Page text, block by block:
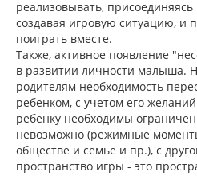
е
реализовывать,
создавая игровую ситуацию, и
поиграть вместе.
Также, активное появление
в развитии личности малыша.
родителям необходимость
ребенком, с учетом его
ребенку необходимы
невозможно (режимные
обществе и семье и пр.), с
пространство игры - это